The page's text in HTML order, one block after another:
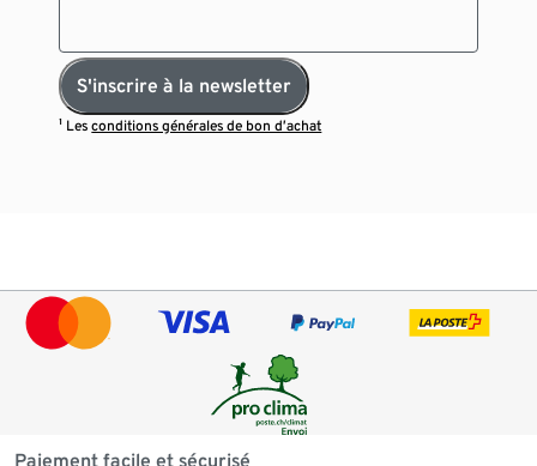
S'inscrire à la newsletter
¹ Lesconditions générales de bon d’achat
Paiement facile et sécurisé